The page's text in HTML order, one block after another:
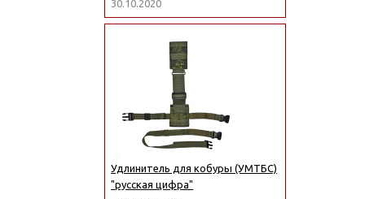
30.10.2020
Удлинитель для кобуры (УМТБС)
"русская цифра"